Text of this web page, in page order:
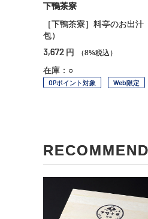
下鴨茶寮
［下鴨茶寮］料亭のお出汁
包）
3,672 円 （8%税込）
在庫：○
OPポイント対象 Web限定
RECOMMEND